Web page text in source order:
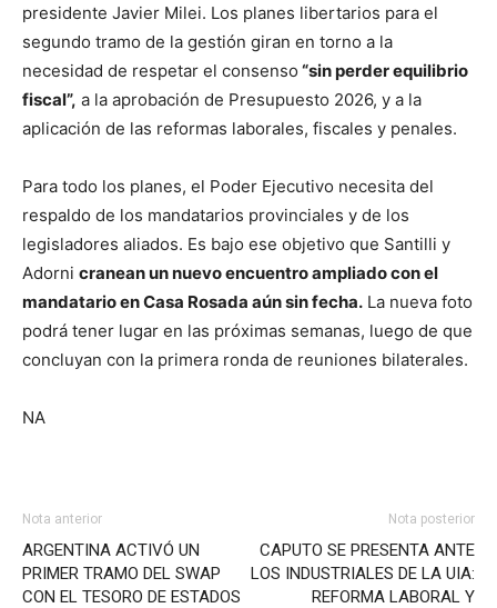
presidente Javier Milei. Los planes libertarios para el
segundo tramo de la gestión giran en torno a la
necesidad de respetar el consenso “sin perder equilibrio
fiscal”, a la aprobación de Presupuesto 2026, y a la
aplicación de las reformas laborales, fiscales y penales.
Para todo los planes, el Poder Ejecutivo necesita del
respaldo de los mandatarios provinciales y de los
legisladores aliados. Es bajo ese objetivo que Santilli y
Adorni cranean un nuevo encuentro ampliado con el
mandatario en Casa Rosada aún sin fecha. La nueva foto
podrá tener lugar en las próximas semanas, luego de que
concluyan con la primera ronda de reuniones bilaterales.
NA
Nota anterior
ARGENTINA ACTIVÓ UN
PRIMER TRAMO DEL SWAP
CON EL TESORO DE ESTADOS
Nota posterior
CAPUTO SE PRESENTA ANTE
LOS INDUSTRIALES DE LA UIA:
REFORMA LABORAL Y